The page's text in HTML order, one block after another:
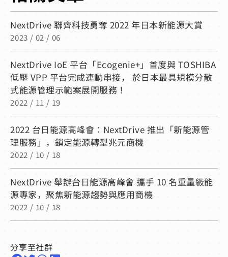
NextDrive 聯齊科技勇奪 2022 年日本新能源大賞
2023 / 02 / 06
NextDrive IoE 平台「Ecogenie+」首度與 TOSHIBA
低壓 VPP 平台完成連動串接， 於日本最具規模分散
式能源管理示範案展開服務！
2022 / 11 / 19
2022 台日能源高峰會：NextDrive 推出「新能源管
理服務」，鎖定能源轉型兆元商機
2022 / 10 / 18
NextDrive 舉辦台日能源高峰會 攜手 10 名重量級能
源專家，聚焦新能源趨勢與應用商機
2022 / 10 / 18
分享至社群